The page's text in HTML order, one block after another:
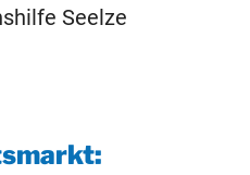
Seelze